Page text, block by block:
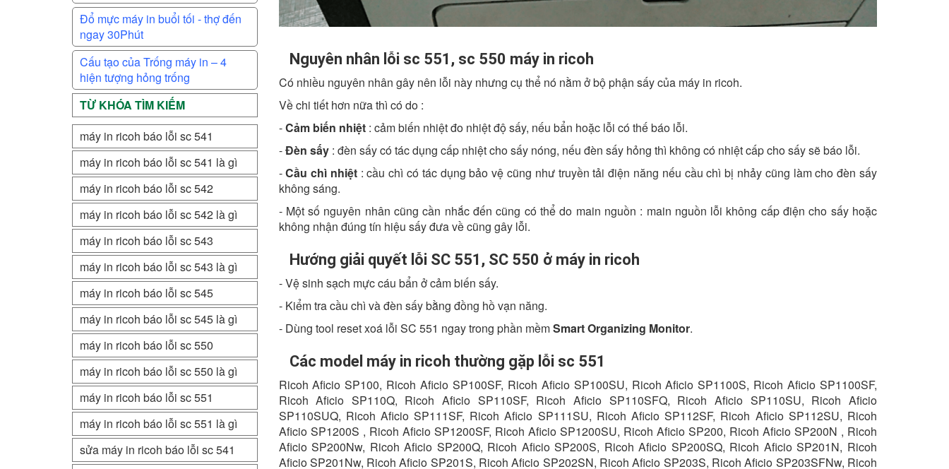
Đổ mực máy in buổi tối - thợ đến
ngay 30Phút
Cấu tạo của Trống máy in – 4
hiện tượng hỏng trống
TỪ KHÓA TÌM KIẾM
máy in ricoh báo lỗi sc 541
máy in ricoh báo lỗi sc 541 là gì
máy in ricoh báo lỗi sc 542
máy in ricoh báo lỗi sc 542 là gì
máy in ricoh báo lỗi sc 543
máy in ricoh báo lỗi sc 543 là gì
máy in ricoh báo lỗi sc 545
máy in ricoh báo lỗi sc 545 là gì
máy in ricoh báo lỗi sc 550
máy in ricoh báo lỗi sc 550 là gì
máy in ricoh báo lỗi sc 551
máy in ricoh báo lỗi sc 551 là gì
sửa máy in ricoh báo lỗi sc 541
Nguyên nhân lỗi sc 551, sc 550 máy in ricoh
Có nhiều nguyên nhân gây nên lỗi này nhưng cụ thể nó nằm ở bộ phận sấy của máy in ricoh.
Về chi tiết hơn nữa thì có do :
-Cảm biến nhiệt: cảm biến nhiệt đo nhiệt độ sấy, nếu bẩn hoặc lỗi có thế báo lỗi.
-Đèn sấy: đèn sấy có tác dụng cấp nhiệt cho sấy nóng, nếu đèn sấy hỏng thì không có nhiệt cấp cho sấy sẽ báo lỗi.
-Cầu chì nhiệt: cầu chì có tác dụng bảo vệ cũng như truyền tải điện năng nếu cầu chì bị nhảy cũng làm cho đèn sấy
không sáng.
- Một số nguyên nhân cũng cần nhắc đến cũng có thể do main nguồn : main nguồn lỗi không cấp điện cho sấy hoặc
không nhận đúng tín hiệu sấy đưa về cũng gây lỗi.
Hướng giải quyết lỗi SC 551, SC 550 ở máy in ricoh
- Vệ sinh sạch mực cáu bẩn ở cảm biến sấy.
- Kiểm tra cầu chì và đèn sấy bằng đồng hồ vạn năng.
- Dùng tool reset xoá lỗi SC 551 ngay trong phần mềmSmart Organizing Monitor.
Các model máy in ricoh thường gặp lỗi sc 551
Ricoh Aficio SP100, Ricoh Aficio SP100SF, Ricoh Aficio SP100SU, Ricoh Aficio SP1100S, Ricoh Aficio SP1100SF,
Ricoh Aficio SP110Q, Ricoh Aficio SP110SF, Ricoh Aficio SP110SFQ, Ricoh Aficio SP110SU, Ricoh Aficio
SP110SUQ, Ricoh Aficio SP111SF, Ricoh Aficio SP111SU, Ricoh Aficio SP112SF, Ricoh Aficio SP112SU, Ricoh
Aficio SP1200S , Ricoh Aficio SP1200SF, Ricoh Aficio SP1200SU, Ricoh Aficio SP200, Ricoh Aficio SP200N , Ricoh
Aficio SP200Nw, Ricoh Aficio SP200Q, Ricoh Aficio SP200S, Ricoh Aficio SP200SQ, Ricoh Aficio SP201N, Ricoh
Aficio SP201Nw, Ricoh Aficio SP201S, Ricoh Aficio SP202SN, Ricoh Aficio SP203S, Ricoh Aficio SP203SFNw, Ricoh